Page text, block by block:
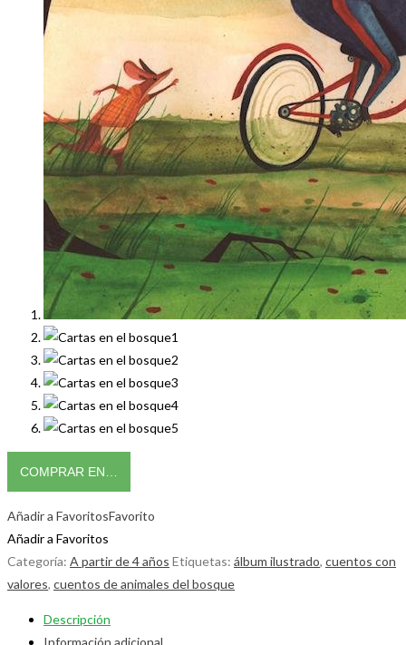
COMPRAR EN…
Añadir a FavoritosFavorito
Añadir a Favoritos
Categoría: A partir de 4 años Etiquetas: álbum ilustrado, cuentos con
valores, cuentos de animales del bosque
Descripción
Información adicional